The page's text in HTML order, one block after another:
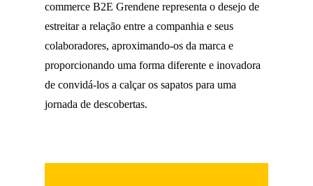
commerce B2E Grendene representa o desejo de
estreitar a relação entre a companhia e seus
colaboradores, aproximando-os da marca e
proporcionando uma forma diferente e inovadora
de convidá-los a calçar os sapatos para uma
jornada de descobertas.